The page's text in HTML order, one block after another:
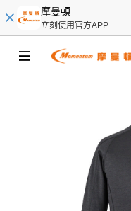
摩曼頓
立刻使用官方APP